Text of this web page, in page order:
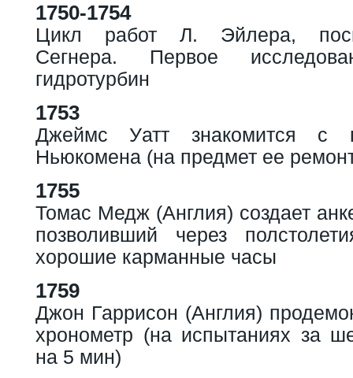
1750-1754
Цикл работ Л. Эйлера,
Сегнера. Первое
гидротурбин
1753
Джеймс Уатт знакомится с
Ньюкомена (на предмет ее
1755
Томас Медж (Англия) создает
позволивший через
хорошие карманные часы
1759
Джон Гаррисон (Англия)
хронометр (на испытаниях за
на 5 мин)